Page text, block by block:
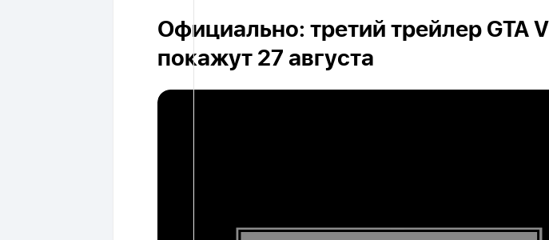
Официально: третий трейлер GTA VI
покажут 27 августа